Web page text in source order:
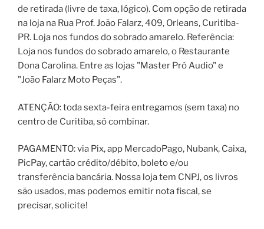
de retirada (livre de taxa, lógico). Com opção de retirada
na loja na Rua Prof. João Falarz, 409, Orleans, Curitiba-
PR. Loja nos fundos do sobrado amarelo. Referência:
Loja nos fundos do sobrado amarelo, o Restaurante
Dona Carolina. Entre as lojas "Master Pró Audio" e
"João Falarz Moto Peças".
ATENÇÃO: toda sexta-feira entregamos (sem taxa) no
centro de Curitiba, só combinar.
PAGAMENTO: via Pix, app MercadoPago, Nubank, Caixa,
PicPay, cartão crédito/débito, boleto e/ou
transferência bancária. Nossa loja tem CNPJ, os livros
são usados, mas podemos emitir nota fiscal, se
precisar, solicite!